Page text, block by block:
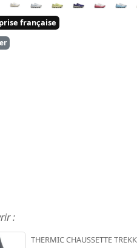
française
:
THERMIC CHAUSSETTE